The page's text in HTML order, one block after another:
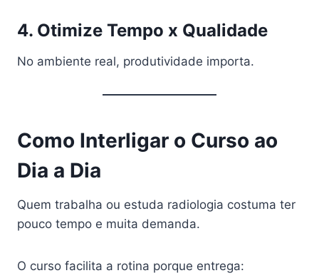
4. Otimize Tempo x Qualidade
No ambiente real, produtividade importa.
Como Interligar o Curso ao
Dia a Dia
Quem trabalha ou estuda radiologia costuma ter
pouco tempo e muita demanda.
O curso facilita a rotina porque entrega: